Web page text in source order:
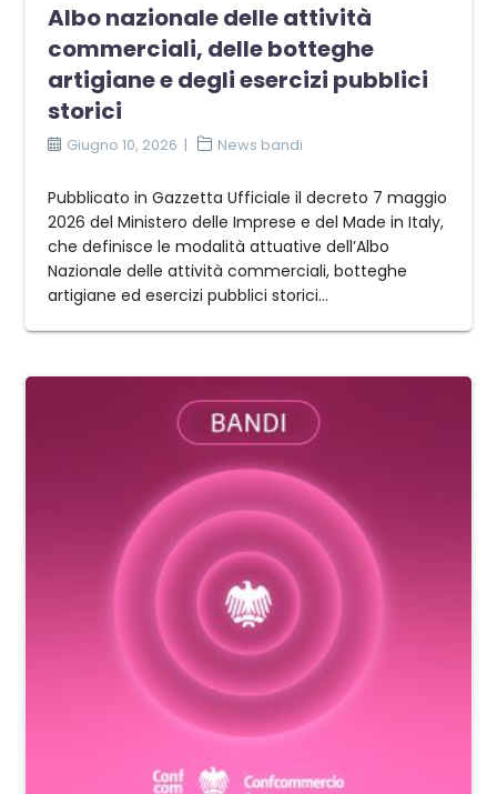
Albo nazionale delle attività
commerciali, delle botteghe
artigiane e degli esercizi pubblici
storici
Giugno 10, 2026 News bandi
Pubblicato in Gazzetta Ufficiale il decreto 7 maggio
2026 del Ministero delle Imprese e del Made in Italy,
che definisce le modalità attuative dell’Albo
Nazionale delle attività commerciali, botteghe
artigiane ed esercizi pubblici storici...